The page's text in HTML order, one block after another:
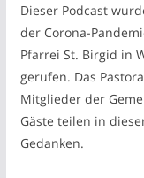
Dieser Podcast
der Corona-
Pfarrei St. Birgid in
gerufen. Das
Mitglieder der
Gäste teilen in
Gedanken.